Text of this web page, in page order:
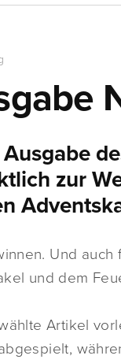
zur
Und
und dem
Artikel